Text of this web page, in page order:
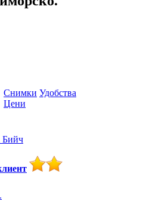
Снимки Удобства
Цени
Бийч